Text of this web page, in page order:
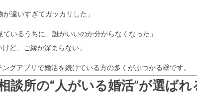
が違いすぎてガッカリした」
ているうちに、誰がいいのか分からなくなった」
けど、ご縁が深まらない」──
グアプリで婚活を続けている方の多くがぶつかる壁です。
談所の“人がいる婚活”が選ばれ